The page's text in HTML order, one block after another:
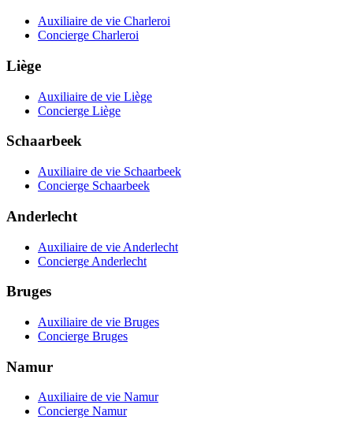
Auxiliaire de vie Charleroi
Concierge Charleroi
Liège
Auxiliaire de vie Liège
Concierge Liège
Schaarbeek
Auxiliaire de vie Schaarbeek
Concierge Schaarbeek
Anderlecht
Auxiliaire de vie Anderlecht
Concierge Anderlecht
Bruges
Auxiliaire de vie Bruges
Concierge Bruges
Namur
Auxiliaire de vie Namur
Concierge Namur